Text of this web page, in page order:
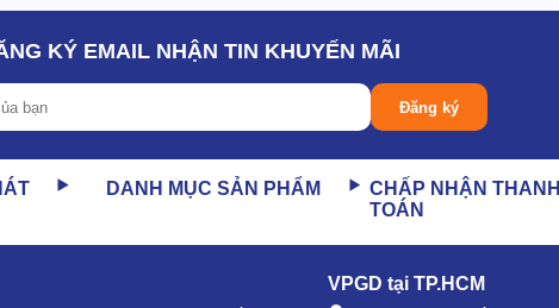
không phát sinh sự cố khi hoạt động.
đoạn giữa chừng.
đối
KÝ EMAIL NHẬN TIN KHUYẾN MÃI
Đăng ký
DANH MỤC SẢN PHẨM
CHẤP NHẬN THANH
TOÁN
VPGD tại TP.HCM